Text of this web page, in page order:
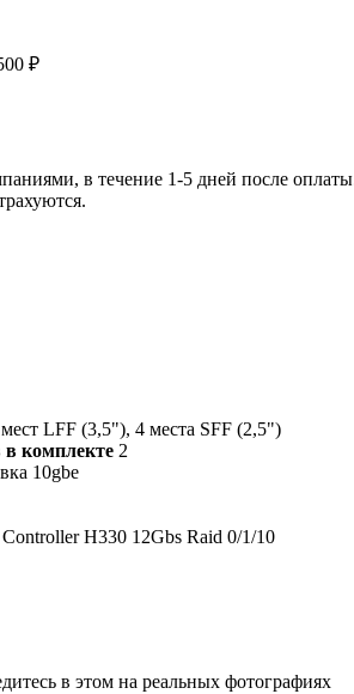
₽
в течение 1-5 дней после
LFF (3,5"), 4 места SFF (2,5")
в комплекте 2
10gbe
H330 12Gbs Raid 0/1/10
в этом на реальных фотографиях